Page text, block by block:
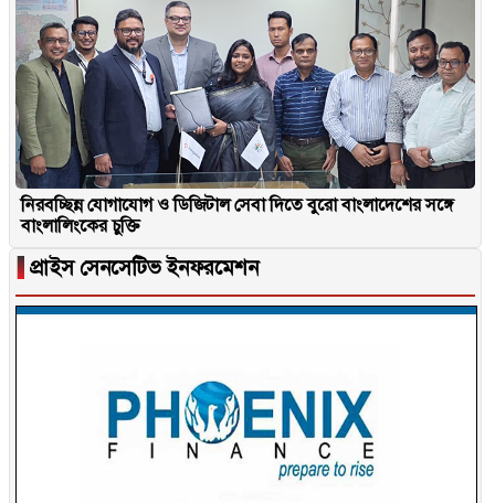
নিরবচ্ছিন্ন যোগাযোগ ও ডিজিটাল সেবা দিতে বুরো বাংলাদেশের সঙ্গে
বাংলালিংকের চুক্তি
▐ প্রাইস সেনসেটিভ ইনফরমেশন